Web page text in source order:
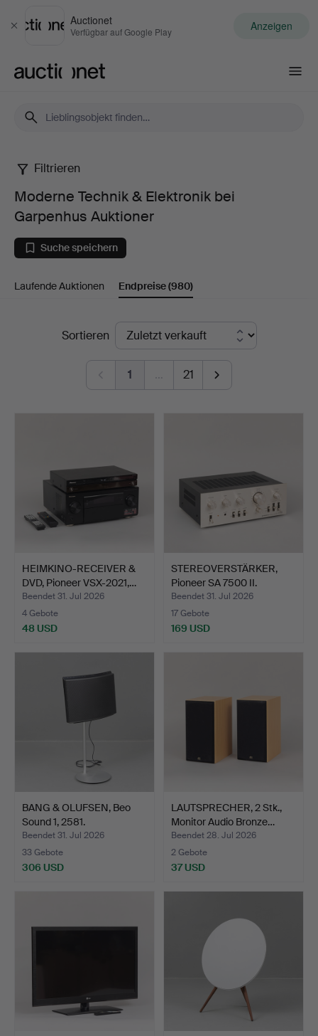
Schließen
Auctionet
Verfügbar auf Google Play Anzeigen
Moderne
Technik
&
Elektronik
Garpenhus
Auktioner
Filtrieren
Moderne Technik & Elektronik bei
Garpenhus Auktioner
Suche speichern
Laufende Auktionen Endpreise(980)
EndpreiseSortieren
1 … 21
HEIMKINO-RECEIVER &
DVD, Pioneer VSX-2021,…
Beendet 31. Jul 2026
4 Gebote
48 USD
STEREOVERSTÄRKER,
Pioneer SA 7500 II.
Beendet 31. Jul 2026
17 Gebote
169 USD
BANG & OLUFSEN, Beo
Sound 1, 2581.
Beendet 31. Jul 2026
33 Gebote
306 USD
LAUTSPRECHER, 2 Stk.,
Monitor Audio Bronze…
Beendet 28. Jul 2026
2 Gebote
37 USD